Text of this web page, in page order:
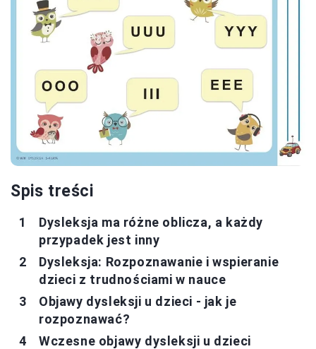
Spis treści
Dysleksja ma różne oblicza, a każdy
przypadek jest inny
Dysleksja: Rozpoznawanie i wspieranie
dzieci z trudnościami w nauce
Objawy dysleksji u dzieci - jak je
rozpoznawać?
Wczesne objawy dysleksji u dzieci